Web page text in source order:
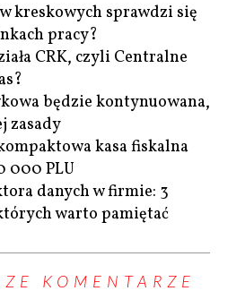
kreskowych sprawdzi się
pracy?
CRK, czyli Centralne
będzie kontynuowana,
zasady
kasa fiskalna
000 PLU
danych w firmie: 3
warto pamiętać
KOMENTARZE